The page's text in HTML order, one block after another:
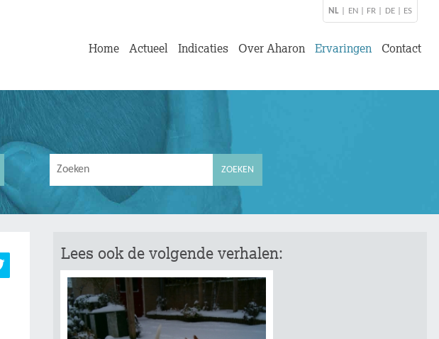
NL EN FR DE ES
Home Actueel Indicaties Over Aharon Ervaringen Contact
Lees ook de volgende verhalen: